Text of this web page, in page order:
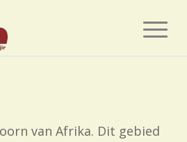
van Afrika. Dit gebied